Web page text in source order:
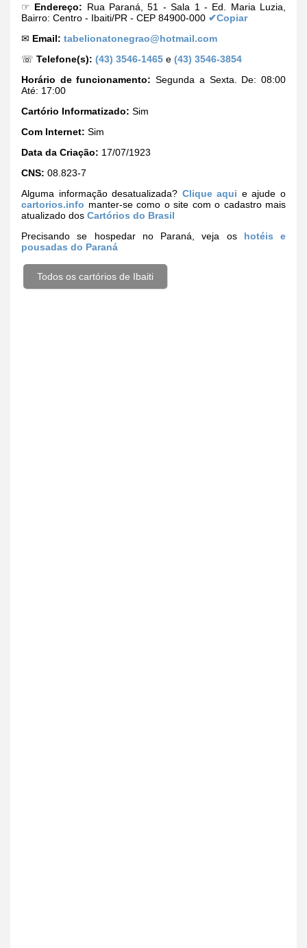
☞ Endereço: Rua Paraná, 51 - Sala 1 - Ed. Maria Luzia,
Bairro: Centro - Ibaiti/PR - CEP 84900-000 ✔Copiar
✉ Email: tabelionatonegrao@hotmail.com
☏ Telefone(s): (43) 3546-1465 e (43) 3546-3854
Horário de funcionamento: Segunda a Sexta. De: 08:00
Até: 17:00
Cartório Informatizado: Sim
Com Internet: Sim
Data da Criação: 17/07/1923
CNS: 08.823-7
Alguma informação desatualizada? Clique aqui e ajude o
cartorios.info manter-se como o site com o cadastro mais
atualizado dos Cartórios do Brasil
Precisando se hospedar no Paraná, veja os hotéis e
pousadas do Paraná
Todos os cartórios de Ibaiti